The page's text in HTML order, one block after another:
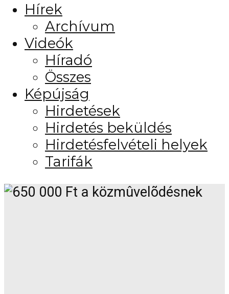
Hírek
Archívum
Videók
Híradó
Összes
Képújság
Hirdetések
Hirdetés beküldés
Hirdetésfelvételi helyek
Tarifák